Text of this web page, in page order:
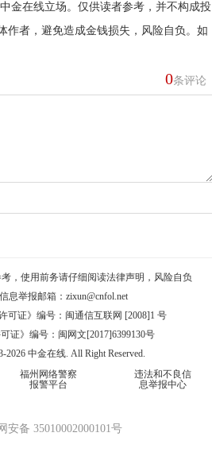
金在线立场。仅供读者参考，并不构成投
作者，避免造成金钱损失，风险自负。如
0条评论
，使用前务请仔细阅读法律声明 ，风险自负
息举报邮箱： zixun@cnfol.net
证》编号：闽通信互联网 [2008]1 号
证》编号：闽网文[2017]6399130号
2026 中金在线. All Right Reserved.
福州网络警察
报警平台
违法和不良信
息举报中心
安备 35010002000101号